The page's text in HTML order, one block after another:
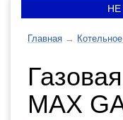
Главная →
MAX